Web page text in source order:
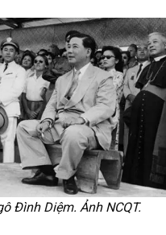
Đình Diệm. Ảnh NCQT.